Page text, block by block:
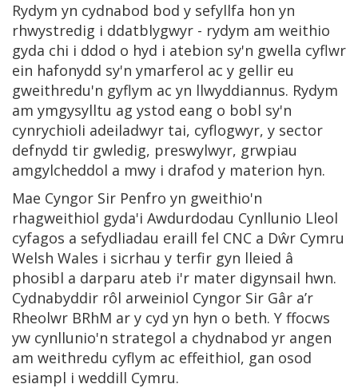
Rydym yn cydnabod bod y sefyllfa hon yn
rhwystredig i ddatblygwyr - rydym am weithio
gyda chi i ddod o hyd i atebion sy'n gwella cyflwr
ein hafonydd sy'n ymarferol ac y gellir eu
gweithredu'n gyflym ac yn llwyddiannus. Rydym
am ymgysylltu ag ystod eang o bobl sy'n
cynrychioli adeiladwyr tai, cyflogwyr, y sector
defnydd tir gwledig, preswylwyr, grwpiau
amgylcheddol a mwy i drafod y materion hyn.
Mae Cyngor Sir Penfro yn gweithio'n
rhagweithiol gyda'i Awdurdodau Cynllunio Lleol
cyfagos a sefydliadau eraill fel CNC a Dŵr Cymru
Welsh Wales i sicrhau y terfir gyn lleied â
phosibl a darparu ateb i'r mater digynsail hwn.
Cydnabyddir rôl arweiniol Cyngor Sir Gâr a’r
Rheolwr BRhM ar y cyd yn hyn o beth. Y ffocws
yw cynllunio'n strategol a chydnabod yr angen
am weithredu cyflym ac effeithiol, gan osod
esiampl i weddill Cymru.